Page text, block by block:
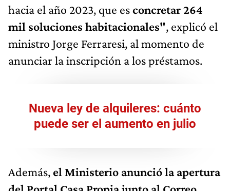
hacia el año 2023, que esconcretar 264
mil soluciones habitacionales", explicó el
ministro Jorge Ferraresi, al momento de
anunciar la inscripción a los préstamos.
Nueva ley de alquileres: cuánto
puede ser el aumento en julio
Además, el Ministerio anunció la apertura